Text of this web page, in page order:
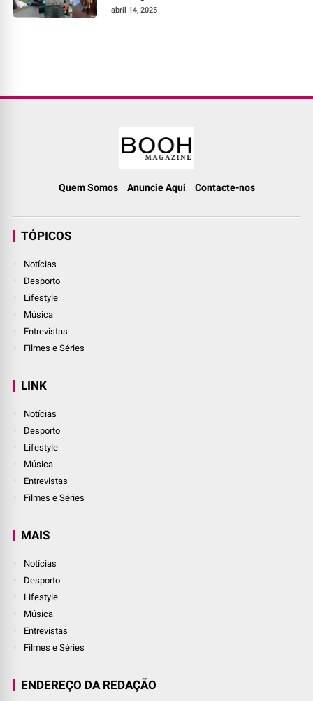
abril 14, 2025
Quem Somos Anuncie Aqui Contacte-nos
TÓPICOS
Notícias
Desporto
Lifestyle
Música
Entrevistas
Filmes e Séries
LINK
Notícias
Desporto
Lifestyle
Música
Entrevistas
Filmes e Séries
MAIS
Notícias
Desporto
Lifestyle
Música
Entrevistas
Filmes e Séries
ENDEREÇO DA REDAÇÃO